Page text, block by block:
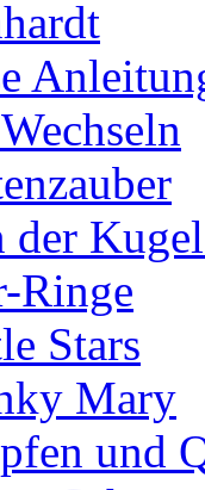
der
Ringe
Stars
Mary
und